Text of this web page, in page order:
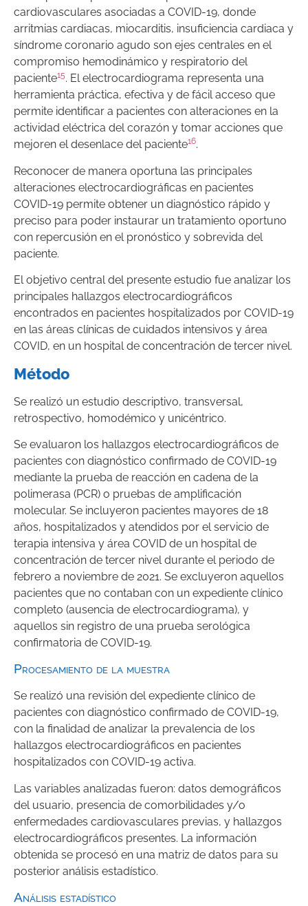
cardiovasculares asociadas a COVID-19, donde
arritmias cardiacas, miocarditis, insuficiencia cardiaca y
síndrome coronario agudo son ejes centrales en el
compromiso hemodinámico y respiratorio del
paciente15. El electrocardiograma representa una
herramienta práctica, efectiva y de fácil acceso que
permite identificar a pacientes con alteraciones en la
actividad eléctrica del corazón y tomar acciones que
mejoren el desenlace del paciente16.
Reconocer de manera oportuna las principales
alteraciones electrocardiográficas en pacientes
COVID-19 permite obtener un diagnóstico rápido y
preciso para poder instaurar un tratamiento oportuno
con repercusión en el pronóstico y sobrevida del
paciente.
El objetivo central del presente estudio fue analizar los
principales hallazgos electrocardiográficos
encontrados en pacientes hospitalizados por COVID-19
en las áreas clínicas de cuidados intensivos y área
COVID, en un hospital de concentración de tercer nivel.
Método
Se realizó un estudio descriptivo, transversal,
retrospectivo, homodémico y unicéntrico.
Se evaluaron los hallazgos electrocardiográficos de
pacientes con diagnóstico confirmado de COVID-19
mediante la prueba de reacción en cadena de la
polimerasa (PCR) o pruebas de amplificación
molecular. Se incluyeron pacientes mayores de 18
años, hospitalizados y atendidos por el servicio de
terapia intensiva y área COVID de un hospital de
concentración de tercer nivel durante el periodo de
febrero a noviembre de 2021. Se excluyeron aquellos
pacientes que no contaban con un expediente clínico
completo (ausencia de electrocardiograma), y
aquellos sin registro de una prueba serológica
confirmatoria de COVID-19.
Procesamiento de la muestra
Se realizó una revisión del expediente clínico de
pacientes con diagnóstico confirmado de COVID-19,
con la finalidad de analizar la prevalencia de los
hallazgos electrocardiográficos en pacientes
hospitalizados con COVID-19 activa.
Las variables analizadas fueron: datos demográficos
del usuario, presencia de comorbilidades y/o
enfermedades cardiovasculares previas, y hallazgos
electrocardiográficos presentes. La información
obtenida se procesó en una matriz de datos para su
posterior análisis estadístico.
Análisis estadístico